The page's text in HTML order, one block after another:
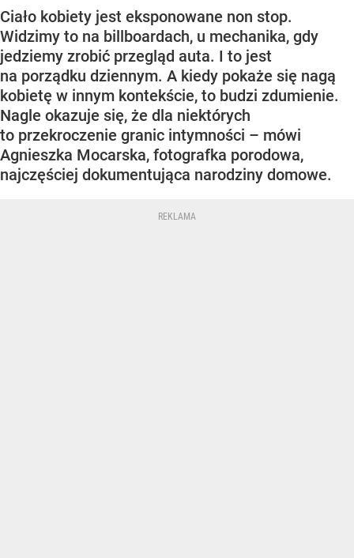
Ciało kobiety jest eksponowane non stop.
Widzimy to na billboardach, u mechanika, gdy
jedziemy zrobić przegląd auta. I to jest
na porządku dziennym. A kiedy pokaże się nagą
kobietę w innym kontekście, to budzi zdumienie.
Nagle okazuje się, że dla niektórych
to przekroczenie granic intymności – mówi
Agnieszka Mocarska, fotografka porodowa,
najczęściej dokumentująca narodziny domowe.